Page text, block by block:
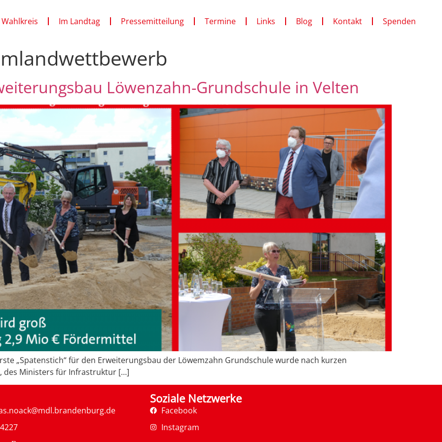
Im Landtag Pressemitteilung Termine Links Blog Kontakt Spenden
Löwenzahn-Grundschule in Velten
„Spatenstich“ für den Erweiterungsbau der Löwemzahn Grundschule wurde nach kurzen
des Ministers für Infrastruktur […]
Soziale Netzwerke
Facebook
Instagram